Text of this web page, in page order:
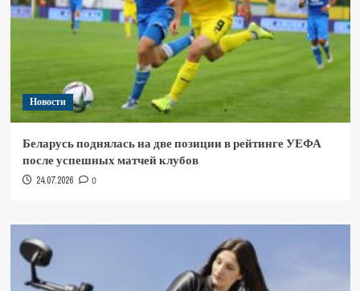
Новости
Беларусь поднялась на две позиции в рейтинге УЕФА
после успешных матчей клубов
24.07.2026 0